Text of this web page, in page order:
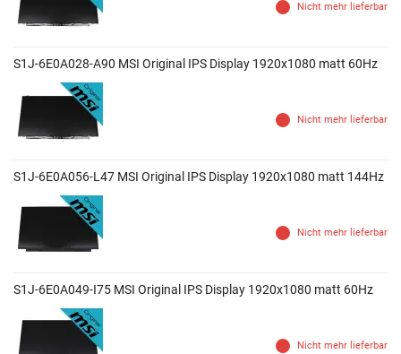
Nicht mehr lieferbar
S1J-6E0A028-A90 MSI Original IPS Display 1920x1080 matt 60Hz
Nicht mehr lieferbar
S1J-6E0A056-L47 MSI Original IPS Display 1920x1080 matt 144Hz
Nicht mehr lieferbar
S1J-6E0A049-I75 MSI Original IPS Display 1920x1080 matt 60Hz
Nicht mehr lieferbar